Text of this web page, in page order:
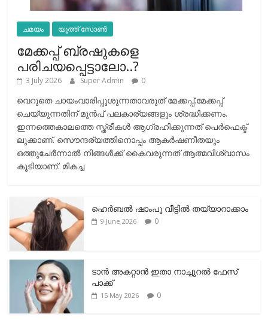
ചമയം യൂത്ത് സോൺ
മേക്കപ്പ് ബ്രഷുകളെ
പരിചയപ്പെട്ടാലോ..?
3 July 2026 Super Admin 0
വെറുതെ ചായംവാരിപ്പൂശുന്നതാവരുത് മേക്കപ്പ്.മേക്കപ്പ്
ചെയ്യുന്നതിന് മുന്‍പ് പലകാര്യങ്ങളും ശ്രദ്ധിക്കണം.
ഇന്നത്തെകാലത്തെ സ്ത്രീകള്‍ ആഗ്രഹിക്കുന്നത് പെര്‍ഫെക്ട്
ലുക്കാണ്. സൌന്ദര്യത്തിനൊപ്പം ആകര്‍ഷണീതയും
ഒത്തുചേര്‍ന്നാല്‍ നിങ്ങള്‍ക്ക് കൈവരുന്നത് ആത്മവിശ്വാസം
കൂടിയാണ്. മികച്ച
ഹെര്‍ബല്‍ ഷാംപൂ വീട്ടില്‍ തയ്യാറാക്കാം
9 June 2026 0
ടാന്‍ അകറ്റാന്‍ ഇതാ നാച്ചുറല്‍ ഫേസ്
പാക്ക്
15 May 2026 0